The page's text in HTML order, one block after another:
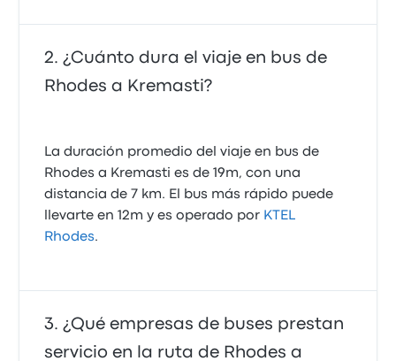
¿Cuánto dura el viaje en bus de
Rhodes a Kremasti?
La duración promedio del viaje en bus de
Rhodes a Kremasti es de 19m, con una
distancia de 7 km. El bus más rápido puede
llevarte en 12m y es operado por KTEL
Rhodes.
¿Qué empresas de buses prestan
servicio en la ruta de Rhodes a